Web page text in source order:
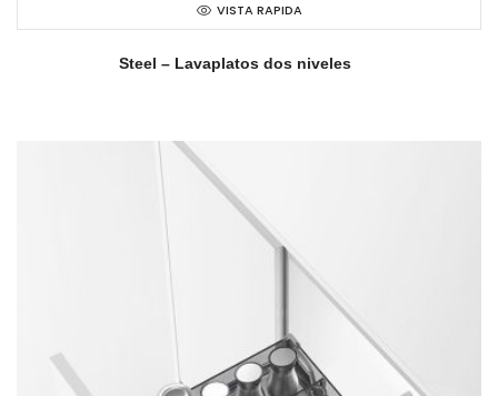
VISTA RAPIDA
Steel – Lavaplatos dos niveles